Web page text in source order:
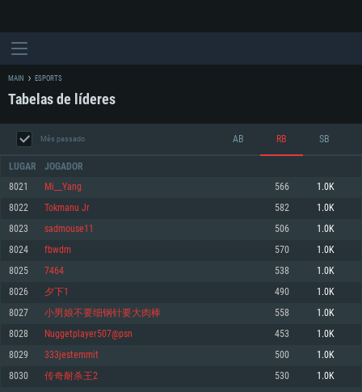
REQUERIMENTOS DE SISTEMA
Mínimo
Sistema Operativo: Windows 10 (64 bit)
Processador: Dual-Core 2.2 GHz
Memória: 4GB
Mínimo
Sistema Operativo: Mac OS Big Sur 11.0 ou versão mais recente
Processador: Core i5 2.2GHz mínimo (Intel Xeon não suportado)
Memória: 6 GB
Mínimo
Sistema Operativo: Distribuições mais modernas do Linux de 64bit
Processador: Dual-Core 2.4 GHz
Memória: 4 GB
MAIN ESPORTS
Tabelas de líderes
Mês passado AB RB SB
LUGAR JOGADOR
8021 Mi__Yang 566 1.0K
8022 Tokmanu Jr 582 1.0K
8023 sadmouse11 506 1.0K
8024 fbwdm 570 1.0K
8025 7464 538 1.0K
8026 夕下1 490 1.0K
8027 小男娘不要细钢针要大肉棒 558 1.0K
8028 Nuggetplayer507@psn 453 1.0K
8029 333jestemmit 500 1.0K
8030 传奇耐杀王2 530 1.0K